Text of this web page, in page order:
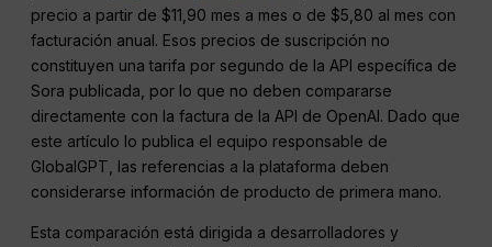
precio a partir de $11,90 mes a mes o de $5,80 al mes con
facturación anual. Esos precios de suscripción no
constituyen una tarifa por segundo de la API específica de
Sora publicada, por lo que no deben compararse
directamente con la factura de la API de OpenAI. Dado que
este artículo lo publica el equipo responsable de
GlobalGPT, las referencias a la plataforma deben
considerarse información de producto de primera mano.
Esta comparación está dirigida a desarrolladores y